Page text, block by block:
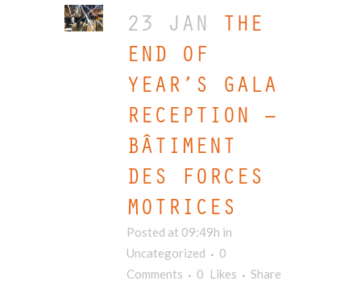
23 JAN
THE
END OF
YEAR’S GALA
RECEPTION –
BÂTIMENT
DES FORCES
MOTRICES
Posted at 09:49h in
Uncategorized
0
Comments
0 Likes Share